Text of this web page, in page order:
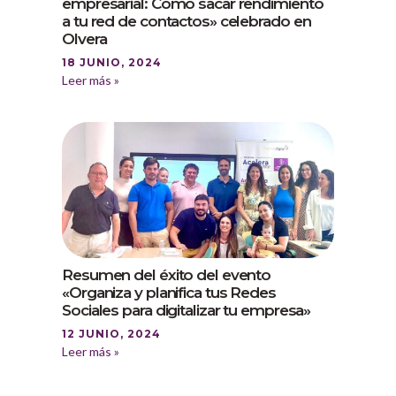
a tu red de contactos» celebrado en
Olvera
18 JUNIO, 2024
Leer más »
Resumen del éxito del evento
«Organiza y planifica tus Redes
Sociales para digitalizar tu empresa»
12 JUNIO, 2024
Leer más »